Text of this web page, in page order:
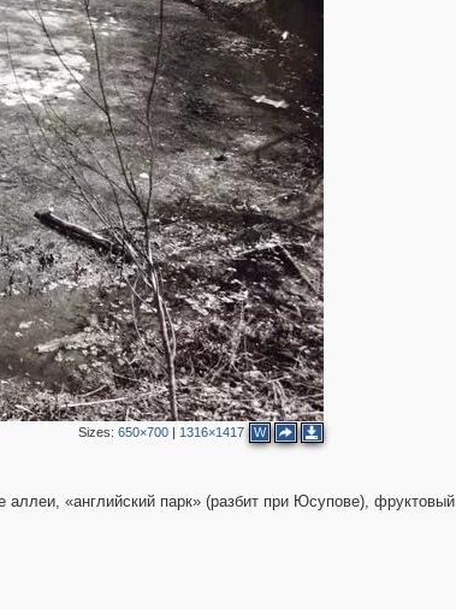
Sizes: 650×700| 1316×1417 W
аллеи, «английский парк» (разбит при Юсупове), фруктовый